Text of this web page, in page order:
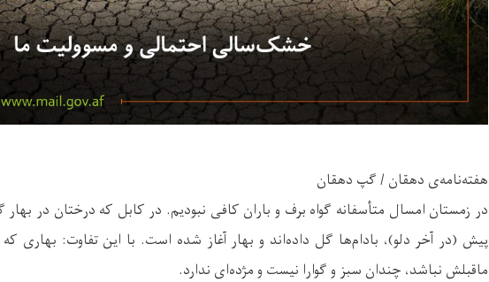
هفته‌نامه‌ی دهقان / گپ دهقان
در زمستان امسال متأسفانه گواه برف و باران کافی نبودیم. در کابل که درختان در
پیش (در آخر دلو)، بادام‌ها گل داده‌اند و بهار آغاز شده است. با این تفاوت: بهاری
ماقبلش نباشد، چندان سبز و گوارا نیست و مژده‌ای ندارد.